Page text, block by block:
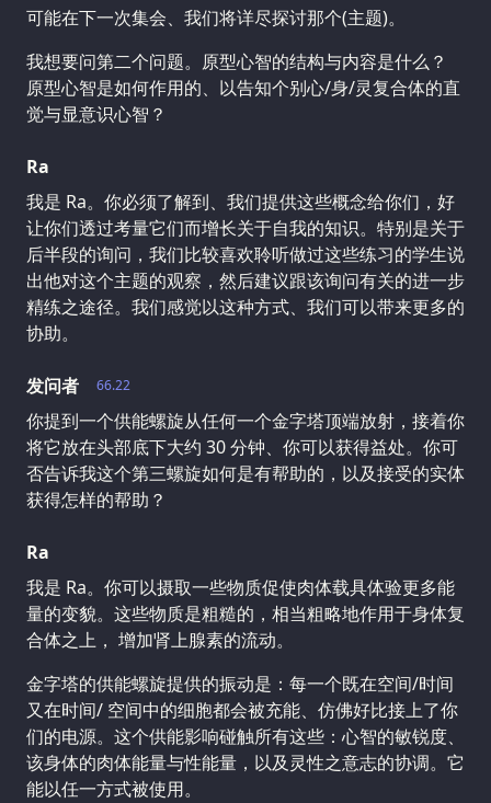
可能在下一次集会、我们将详尽探讨那个(主题)。
我想要问第二个问题。原型心智的结构与内容是什么？
原型心智是如何作用的、以告知个别心/身/灵复合体的直
觉与显意识心智？
Ra
我是 Ra。你必须了解到、我们提供这些概念给你们，好
让你们透过考量它们而增长关于自我的知识。特别是关于
后半段的询问，我们比较喜欢聆听做过这些练习的学生说
出他对这个主题的观察，然后建议跟该询问有关的进一步
精练之途径。我们感觉以这种方式、我们可以带来更多的
协助。
66.22
发问者
你提到一个供能螺旋从任何一个金字塔顶端放射，接着你
将它放在头部底下大约 30 分钟、你可以获得益处。你可
否告诉我这个第三螺旋如何是有帮助的，以及接受的实体
获得怎样的帮助？
Ra
我是 Ra。你可以摄取一些物质促使肉体载具体验更多能
量的变貌。这些物质是粗糙的，相当粗略地作用于身体复
合体之上， 增加肾上腺素的流动。
金字塔的供能螺旋提供的振动是：每一个既在空间/时间
又在时间/ 空间中的细胞都会被充能、仿佛好比接上了你
们的电源。这个供能影响碰触所有这些：心智的敏锐度、
该身体的肉体能量与性能量，以及灵性之意志的协调。它
能以任一方式被使用。